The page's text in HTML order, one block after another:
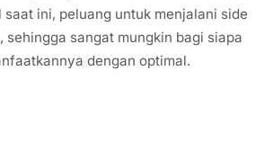
saat ini, peluang untuk menjalani side
sehingga sangat mungkin bagi siapa
dengan optimal.